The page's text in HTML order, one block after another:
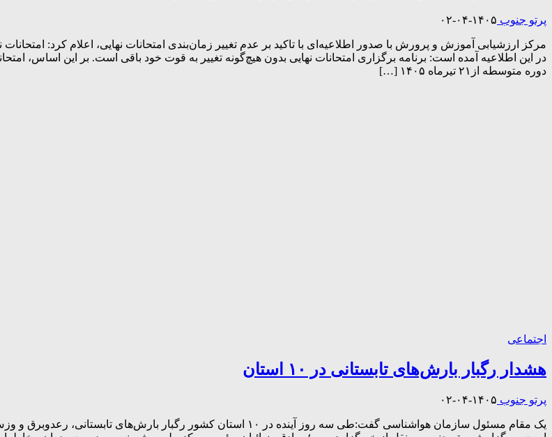
پرتو جنوب ۱۴۰۵-۰۴-۰۲
دوره متوسطه از۲۱ تیرماه ۱۴۰۵ […]
اجتماعی
هشدار رگبار بارش‌های تابستانی در ۱۰ استان
پرتو جنوب ۱۴۰۵-۰۴-۰۲
یک مقام مسئول سازمان هواشناسی گفت:طی سه روز آینده در ۱۰ استان کشور